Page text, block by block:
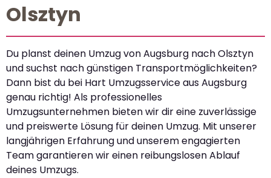
Olsztyn
Du planst deinen Umzug von Augsburg nach Olsztyn
und suchst nach günstigen Transportmöglichkeiten?
Dann bist du bei Hart Umzugsservice aus Augsburg
genau richtig! Als professionelles
Umzugsunternehmen bieten wir dir eine zuverlässige
und preiswerte Lösung für deinen Umzug. Mit unserer
langjährigen Erfahrung und unserem engagierten
Team garantieren wir einen reibungslosen Ablauf
deines Umzugs.